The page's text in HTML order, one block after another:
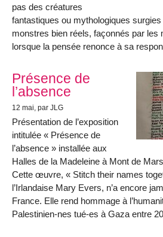
pas des créatures
fantastiques ou mythologiques
monstres bien réels, façonnés par les
lorsque la pensée renonce à sa
Présence de
l’absence
12 mai, par JLG
Présentation de l’exposition
intitulée « Présence de
l’absence » installée aux
Halles de la Madeleine à Mont de
Cette œuvre, « Stitch their names
l’Irlandaise Mary Evers, n’a encore
France. Elle rend hommage à
Palestinien-nes tué-es à Gaza entre